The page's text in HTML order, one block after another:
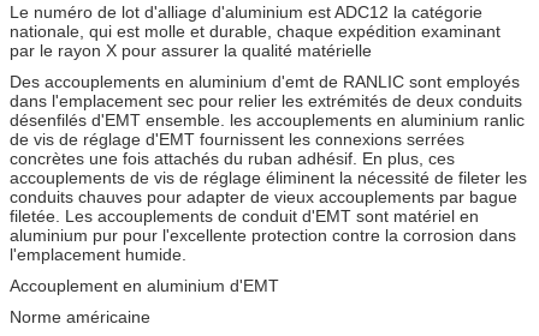
Le numéro de lot d'alliage d'aluminium est ADC12 la catégorie
nationale, qui est molle et durable, chaque expédition examinant
par le rayon X pour assurer la qualité matérielle
Des accouplements en aluminium d'emt de RANLIC sont employés
dans l'emplacement sec pour relier les extrémités de deux conduits
désenfilés d'EMT ensemble. les accouplements en aluminium ranlic
de vis de réglage d'EMT fournissent les connexions serrées
concrètes une fois attachés du ruban adhésif. En plus, ces
accouplements de vis de réglage éliminent la nécessité de fileter les
conduits chauves pour adapter de vieux accouplements par bague
filetée. Les accouplements de conduit d'EMT sont matériel en
aluminium pur pour l'excellente protection contre la corrosion dans
l'emplacement humide.
Accouplement en aluminium d'EMT
Norme américaine